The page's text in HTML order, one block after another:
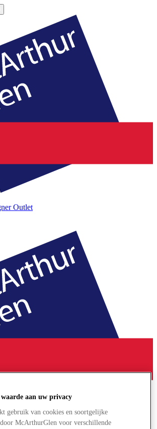
Outlet
Outlet
aan uw privacy
gebruik van cookies en soortgelijke
McArthurGlen voor verschillende